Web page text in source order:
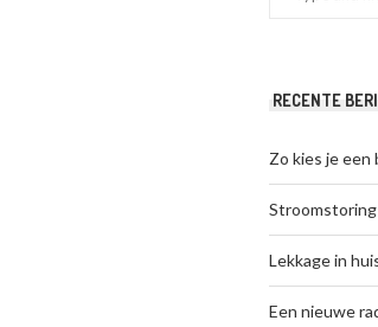
RECENTE
Zo kies je
Stroomstoring
Lekkage in
Een nieuwe